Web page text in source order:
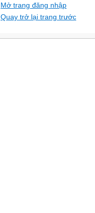
Mở trang đăng nhập
Quay trở lại trang trước